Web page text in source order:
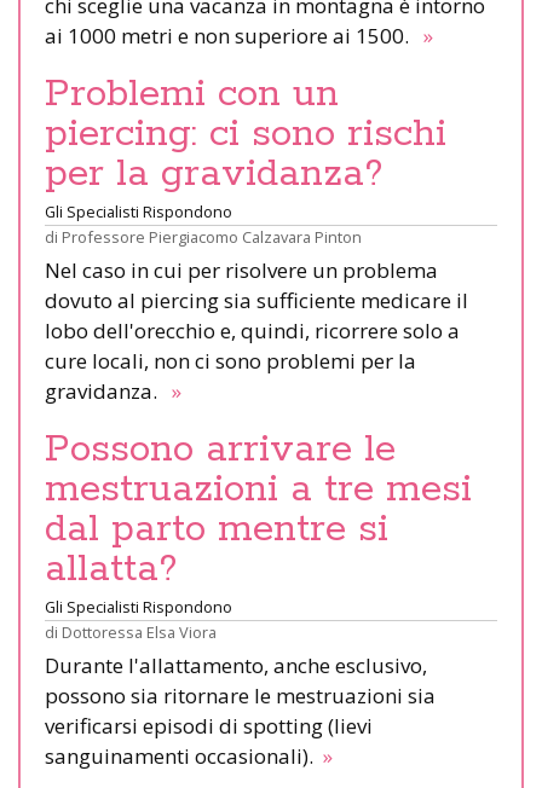
ai 1000 metri e non superiore ai 1500. »
Problemi con un
piercing: ci sono rischi
per la gravidanza?
Gli Specialisti Rispondono
di Professore Piergiacomo Calzavara Pinton
Nel caso in cui per risolvere un problema
dovuto al piercing sia sufficiente medicare il
lobo dell'orecchio e, quindi, ricorrere solo a
cure locali, non ci sono problemi per la
gravidanza. »
Possono arrivare le
mestruazioni a tre mesi
dal parto mentre si
allatta?
Gli Specialisti Rispondono
di Dottoressa Elsa Viora
Durante l'allattamento, anche esclusivo,
possono sia ritornare le mestruazioni sia
verificarsi episodi di spotting (lievi
sanguinamenti occasionali). »